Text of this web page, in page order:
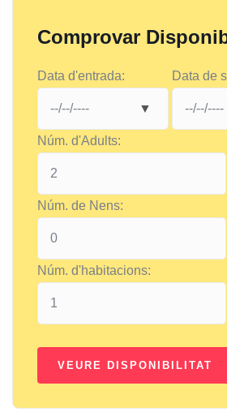
Comprovar
Data d'entrada: Data de
Núm. d'Adults:
Núm. de Nens:
Núm. d'habitacions: